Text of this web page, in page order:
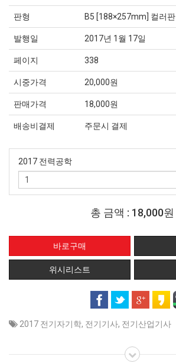
판형 B5 [188×257mm] 컬러판
발행일 2017년 1월 17일
페이지 338
시중가격 20,000원
판매가격 18,000원
배송비결제 주문시 결제
2017 전력공학
총 금액 : 18,000원
위시리스트
2017 전기자기학, 전기기사, 전기산업기사